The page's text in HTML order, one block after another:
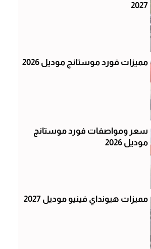
2027
مميزات فورد موستانج موديل 2026
سعر ومواصفات فورد موستانج
موديل 2026
مميزات هيونداي فينيو موديل 2027